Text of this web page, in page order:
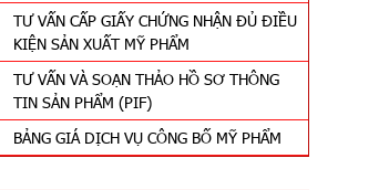
TƯ VẤN CẤP GIẤY CHỨNG NHẬN ĐỦ ĐIỀU
KIỆN SẢN XUẤT MỸ PHẨM
TƯ VẤN VÀ SOẠN THẢO HỒ SƠ THÔNG
TIN SẢN PHẨM (PIF)
BẢNG GIÁ DỊCH VỤ CÔNG BỐ MỸ PHẨM